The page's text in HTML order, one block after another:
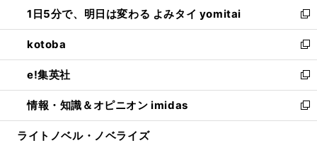
で
開
く
ド
ウ
で
開
く
ィ
ン
ド
ウ
で
開
く
い
ウ
ィ
ン
ド
ウ
で
開
1日5分で、明日は変わる よみタイ yomitai
新
し
い
ウ
ィ
ン
ド
ウ
kotoba
新
し
い
ウ
ィ
ン
e!集英社
新
し
い
ウ
情報・知識＆オピニオン imidas
新
し
ライトノベル・ノベライズ